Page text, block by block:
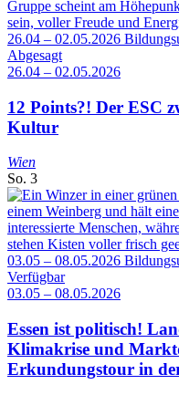
26.04 – 02.05.2026
Abgesagt
26.04 – 02.05.2026
12 Points?! Der ESC
Kultur
Wien
So. 3
03.05 – 08.05.2026
Verfügbar
03.05 – 08.05.2026
Essen ist politisch!
Klimakrise und
Erkundungstour in